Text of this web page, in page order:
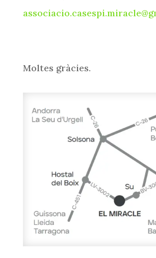
Moltes gràcies.